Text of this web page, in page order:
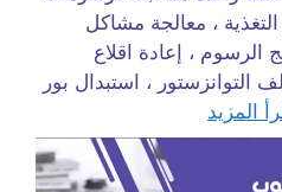
، معالجة مشاكل
الرسوم ، إعادة اقلاع
، استبدال بور
المزيد